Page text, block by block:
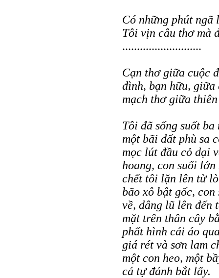
Có những phút ngã
Tôi vịn câu thơ mà
...........................
Cạn thơ giữa cuộc
đình, bạn hữu,
mạch thơ giữa
Tôi đã sống suốt
một bãi đất phù sa
mọc lút đầu cỏ dại
hoang, con suối
chết tôi lặn lên từ
bão xô bật gốc,
về, dâng lũ lên đến
mặt trên thân cây
phất hình cái áo
giá rét và sơn lam
một con heo, một
cá tự đánh bắt lấy.